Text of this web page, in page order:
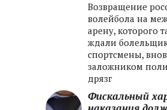
Возвращение
волейбола на
арену, которого
ждали
спортсмены,
заложником
дрязг
Фискальный